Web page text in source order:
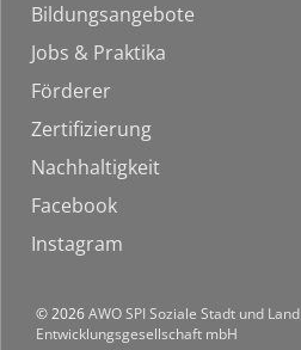
Bildungsangebote
Jobs & Praktika
Förderer
Zertifizierung
Nachhaltigkeit
Facebook
Instagram
© 2026AWO SPI Soziale Stadt und Land
Entwicklungsgesellschaft mbH